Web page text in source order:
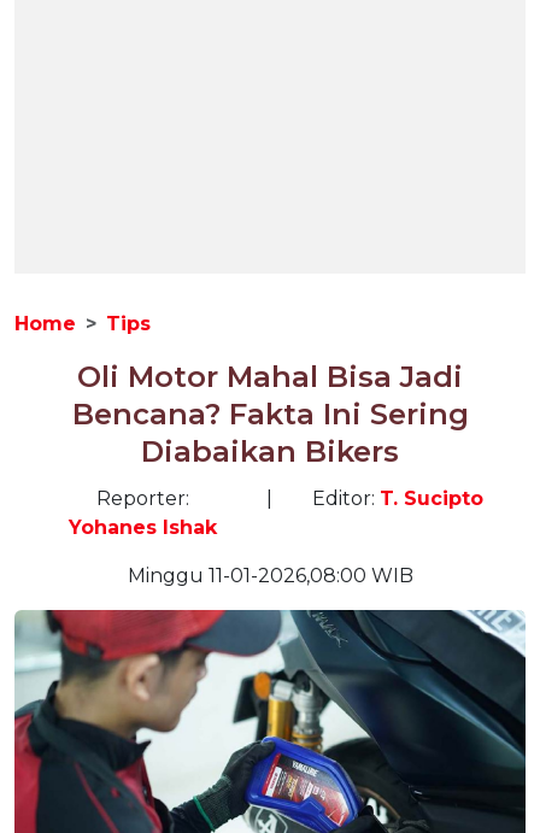
Home Tips
Oli Motor Mahal Bisa Jadi
Bencana? Fakta Ini Sering
Diabaikan Bikers
Reporter:
Yohanes Ishak
Editor: T. Sucipto
Minggu 11-01-2026,08:00 WIB